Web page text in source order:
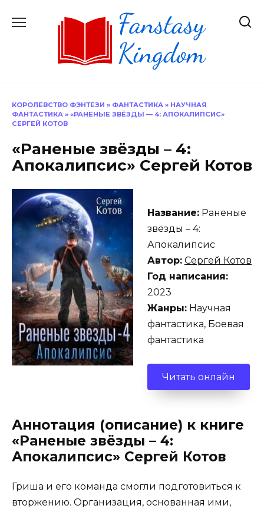
КОРОЛЕВСТВО ФЭНТЕЗИ » ФАНТАСТИКА » НАУЧНАЯ
ФАНТАСТИКА » «РАНЕНЫЕ ЗВЁЗДЫ — 4: АПОКАЛИПСИС»
СЕРГЕЙ КОТОВ
«Раненые звёзды – 4:
Апокалипсис» Сергей Котов
Название: Раненые
звёзды – 4:
Апокалипсис
Автор: Сергей Котов
Год написания:
2023
Жанры: Научная
фантастика, Боевая
фантастика
Читать онлайн
Аннотация (описание) к книге
«Раненые звёзды – 4:
Апокалипсис» Сергей Котов
Гриша и его команда смогли подготовиться к
вторжению. Организация, основанная ими,